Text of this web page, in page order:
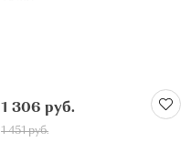
1 306 руб.
1 451 руб.